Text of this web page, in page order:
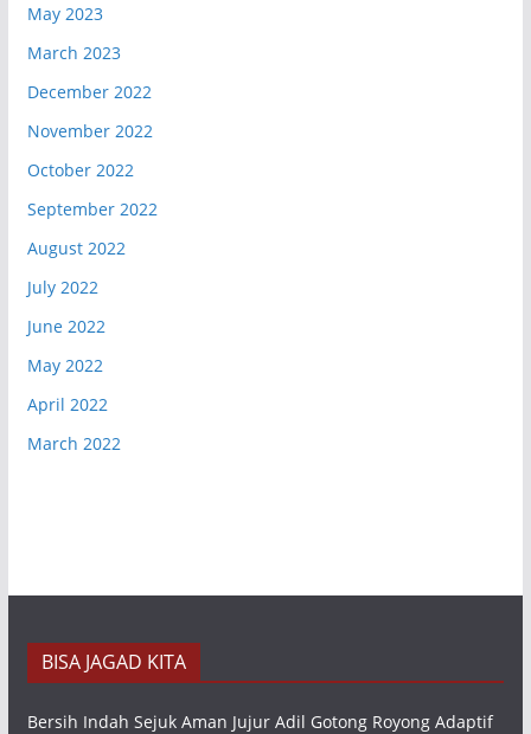
May 2023
March 2023
December 2022
November 2022
October 2022
September 2022
August 2022
July 2022
June 2022
May 2022
April 2022
March 2022
BISA JAGAD KITA
Bersih Indah Sejuk Aman Jujur Adil Gotong Royong Adaptif